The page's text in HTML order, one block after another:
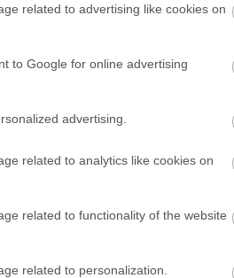
related to advertising like cookies on
to Google for online advertising
advertising.
related to analytics like cookies on
related to functionality of the website
related to personalization.